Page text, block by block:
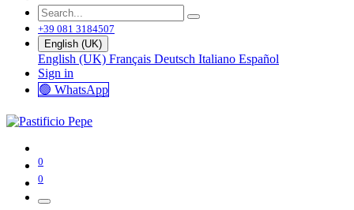
+39 081 3184507
English (UK)
English (UK) Français Deutsch Italiano Español
Sign in
🟢 WhatsApp
0
0